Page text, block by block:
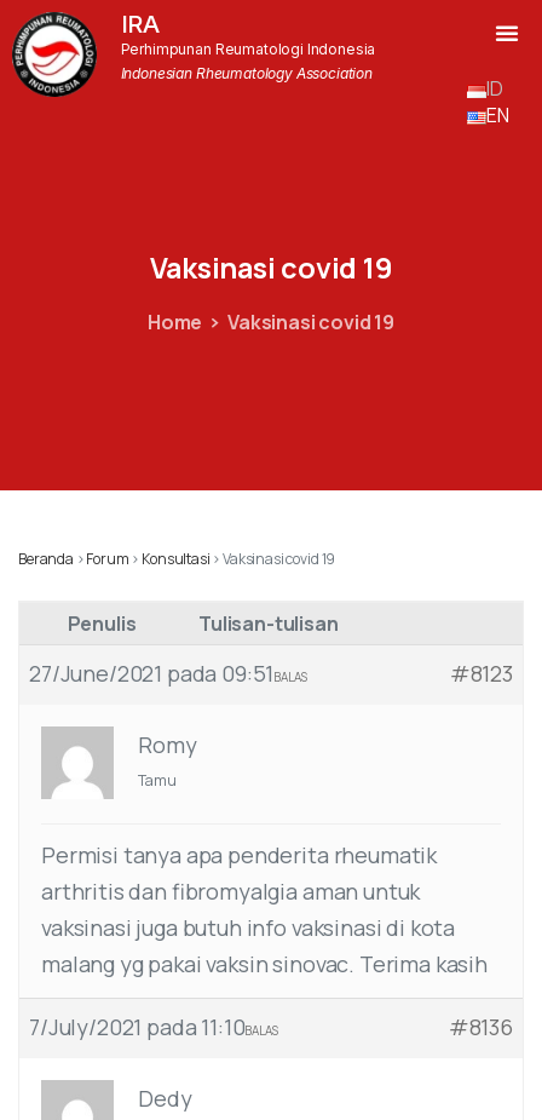
IRA
Perhimpunan Reumatologi Indonesia
Indonesian Rheumatology Association
ID
EN
Vaksinasi covid 19
Home Vaksinasi covid 19
Beranda ›Forum › Konsultasi ›Vaksinasi covid 19
Penulis Tulisan-tulisan
27/June/2021 pada 09:51 #8123
BALAS
Romy
Tamu
Permisi tanya apa penderita rheumatik
arthritis dan fibromyalgia aman untuk
vaksinasi juga butuh info vaksinasi di kota
malang yg pakai vaksin sinovac. Terima kasih
7/July/2021 pada 11:10 #8136
BALAS
Dedy